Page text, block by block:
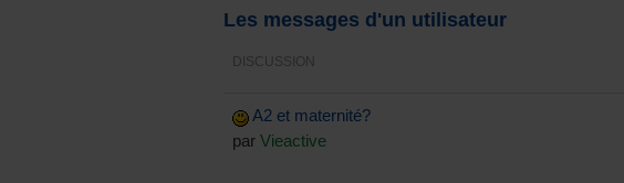
Les messages d'un utilisateur
DISCUSSION
A2 et maternité?
par Vieactive